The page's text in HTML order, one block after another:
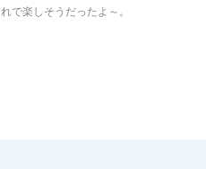
で楽しそうだったよ～。